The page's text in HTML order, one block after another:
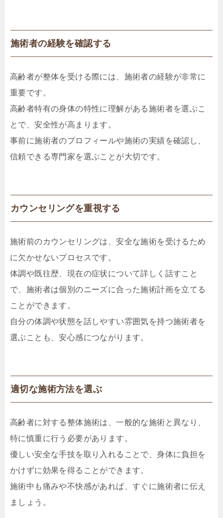
施術者の経験を確認する
高齢者が整体を受ける際には、施術者の経験が非常に
重要です。
高齢者特有の身体の特性に理解がある施術者を選ぶこ
とで、安全性が高まります。
事前に施術者のプロフィールや施術の実績を確認し、
信頼できる専門家を選ぶことが大切です。
カウンセリングを重視する
施術前のカウンセリングは、安全な施術を受けるため
に欠かせないプロセスです。
体調や既往歴、現在の症状について詳しく話すこと
で、施術者は個別のニーズに合った施術計画を立てる
ことができます。
自分の体調や状態を話しやすい雰囲気を持つ施術者を
選ぶことも、安心感につながります。
適切な施術方法を選ぶ
高齢者に対する整体施術は、一般的な施術と異なり、
特に慎重に行う必要があります。
優しい安全な手技を取り入れることで、身体に負担を
かけずに効果を得ることができます。
施術中も痛みや不快感があれば、すぐに施術者に伝え
ましょう。